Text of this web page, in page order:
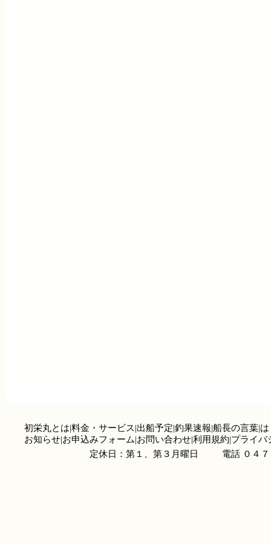
初栄丸とは|料金・サービス|出船予定|釣果速報|船長の言葉|
お知らせ|お申込みフォーム|お問い合わせ|利用規約|プライバ
定休日：第１、第３月曜日
電話 ０４